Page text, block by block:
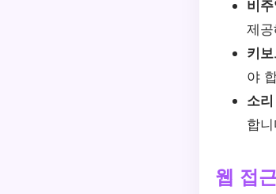
비
제
키
야
소
합니
웹 접